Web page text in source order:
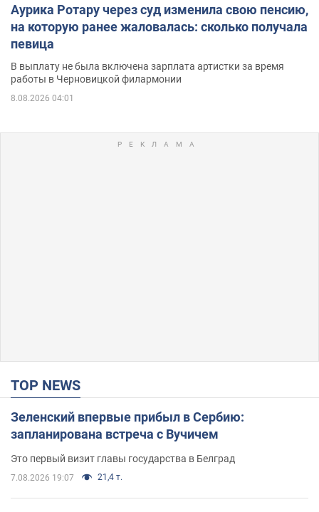
Аурика Ротару через суд изменила свою пенсию,
на которую ранее жаловалась: сколько получала
певица
В выплату не была включена зарплата артистки за время
работы в Черновицкой филармонии
8.08.2026 04:01
TOP NEWS
Зеленский впервые прибыл в Сербию:
запланирована встреча с Вучичем
Это первый визит главы государства в Белград
7.08.2026 19:07 21,4 т.